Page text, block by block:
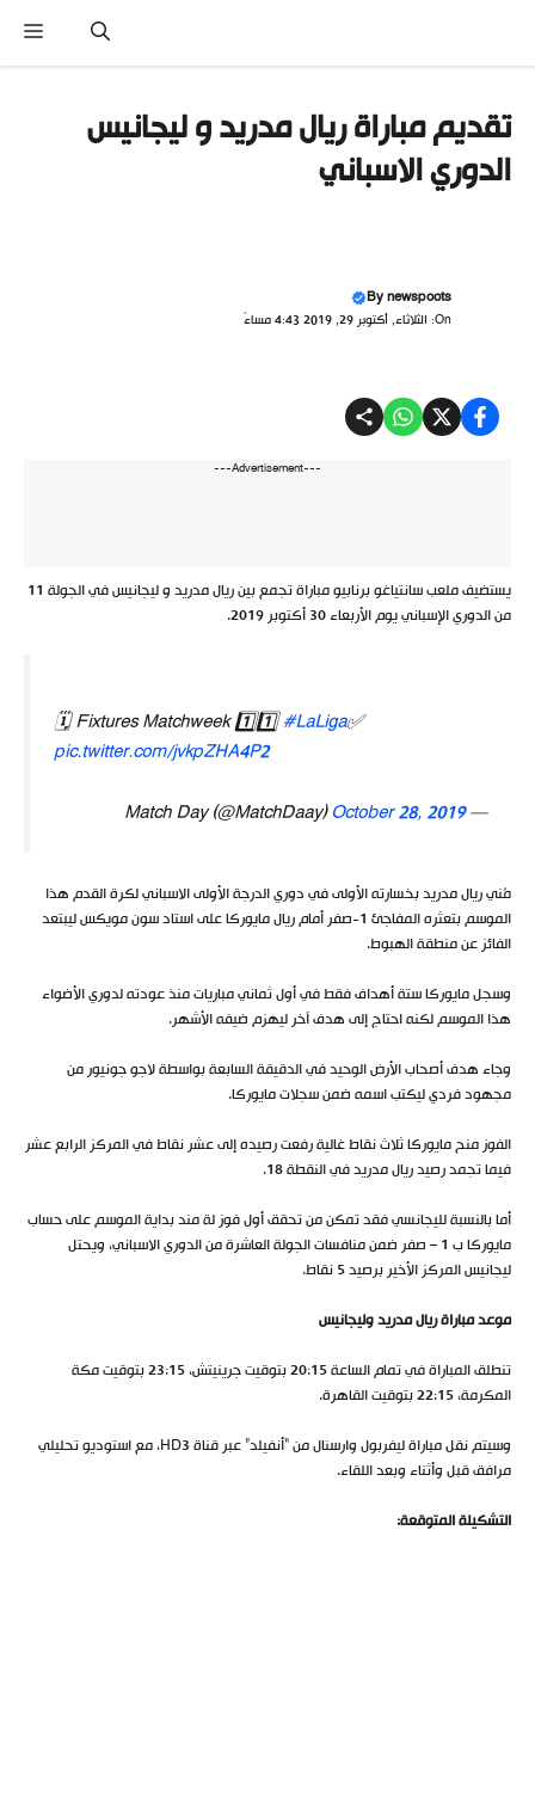
المحتوى
تقديم مباراة ريال مدريد و ليجانيس
الدوري الاسباني
Bynewspoots
On: الثلاثاء, أكتوبر 29, 2019 4:43 مساءً
---Advertisement---
يستضيف ملعب سانتياغو برنابيو مباراة تجمع بين ريال مدريد و ليجانيس في الجولة 11
من الدوري الإسباني يوم الأربعاء 30 أكتوبر 2019.
🗓 Fixtures Matchweek 1️⃣1️⃣#LaLiga✅
pic.twitter.com/jvkpZHA4P2
— Match Day (@MatchDaay)
October 28, 2019
مُني ريال مدريد بخسارته الأولى في دوري الدرجة الأولى الاسباني لكرة القدم هذا
الموسم بتعثره المفاجئ 1-صفر أمام ريال مايوركا على استاد سون مويكس ليبتعد
الفائز عن منطقة الهبوط.
وسجل مايوركا ستة أهداف فقط في أول ثماني مباريات منذ عودته لدوري الأضواء
هذا الموسم لكنه احتاج إلى هدف آخر ليهزم ضيفه الأشهر.
وجاء هدف أصحاب الأرض الوحيد في الدقيقة السابعة بواسطة لاجو جونيور من
مجهود فردي ليكتب اسمه ضمن سجلات مايوركا.
الفوز منح مايوركا ثلاث نقاط غالية رفعت رصيده إلى عشر نقاط في المركز الرابع عشر
فيما تجمد رصيد ريال مدريد في النقطة 18.
أما بالنسبة لليجانسي فقد تمكن من تحقق أول فوز لة مند بداية الموسم على حساب
مايوركا ب 1 – صفر ضمن منافسات الجولة العاشرة من الدوري الاسباني، ويحتل
ليجانيس المركز الأخير برصيد 5 نقاط.
موعد مباراة ريال مدريد وليجانيس
تنطلق المباراة في تمام الساعة 20:15 بتوقيت جرينيتش، 23:15 بتوقيت مكة
المكرمة، 22:15 بتوقيت القاهرة.
وسيتم نقل مباراة ليفربول وارسنال من “أنفيلد” عبر قناة HD3، مع استوديو تحليلي
مرافق قبل وأثناء وبعد اللقاء.
التشكيلة المتوقعة: